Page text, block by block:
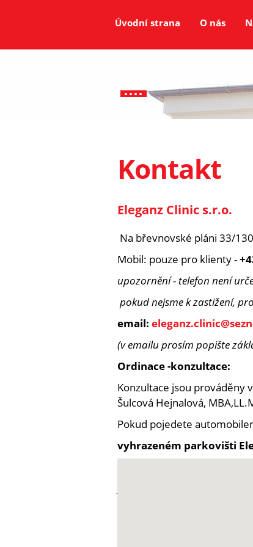
Kontakt
Eleganz Clinic s.r.o.
Na břevnovské pláni 33/
Mobil: pouze pro klienty -
upozornění - telefon není
pokud nejsme k zastižení,
email:
(v emailu prosím popište
Ordinace -konzultace:
Konzultace jsou prováděny
Šulcová Hejnalová,
Pokud pojedete
vyhrazeném parkovišti
Úvodní strana O nás